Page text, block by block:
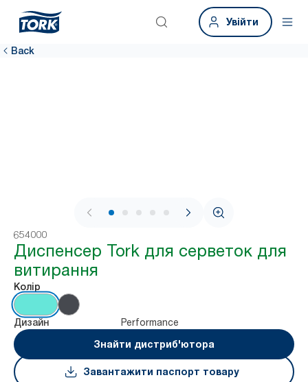
Увійти
Back
1 / 7
654000
Диспенсер Tork для серветок для
витирання
Колір
Дизайн
Performance
Знайти дистриб'ютора
Завантажити паспорт товару